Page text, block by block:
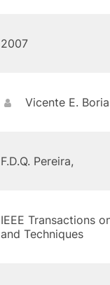
2007
Vicente E.
F.D.Q. Pereira,
IEEE Transactions
and Techniques